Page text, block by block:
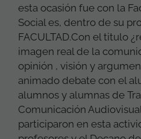
esta ocasión fue con la
Social es, dentro de su
FACULTAD.Con el titulo
imagen real de la
opinión , visión y
animado debate con el
alumnos y alumnas de
Comunicación
participaron en esta